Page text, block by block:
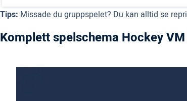
Tips: Missade du gruppspelet? Du kan alltid se
Komplett spelschema Hockey